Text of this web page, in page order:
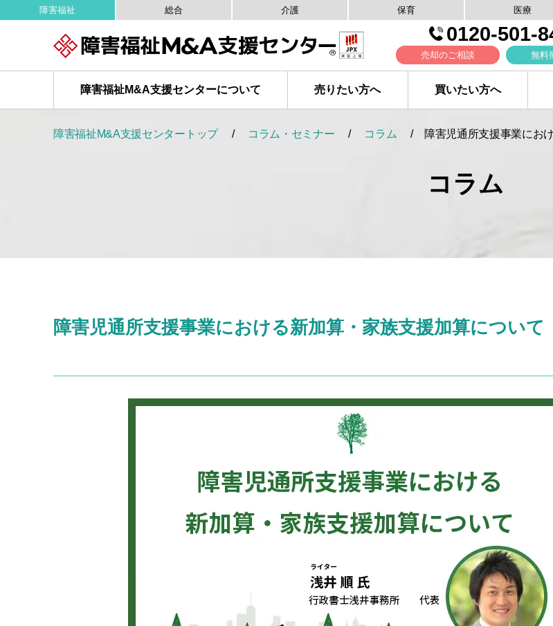
障害福祉 総合 介護 保育 医療
0120-501-
売却のご相談 無料
障害福祉M&A支援センターについて 売りたい方へ 買いたい方へ
障害福祉M&A支援センタートップ コラム・セミナー コラム 障害児通所支援事業にお
コラム
障害児通所支援事業における新加算・家族支援加算について